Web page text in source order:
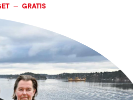
— GRATIS